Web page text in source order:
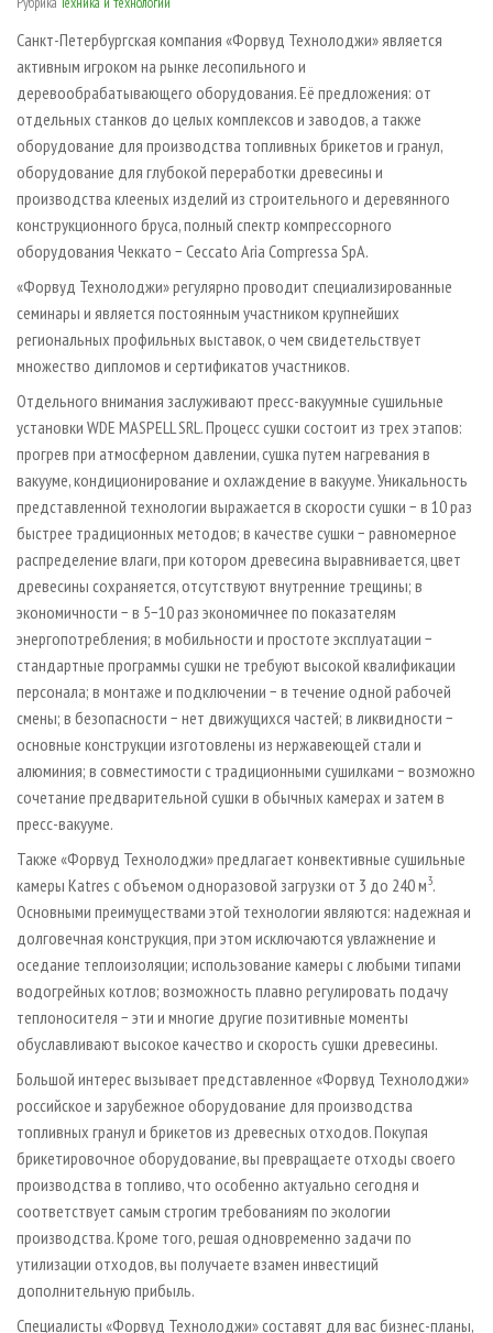
СУШКА ДРЕВЕСИНЫ
ПРОИЗВОДСТВО ДРЕВЕСНЫХ ПЛИТ
ДЕРЕВЯННОЕ ДОМОСТРОЕНИЕ
ПРОИЗВОДСТВО МЕБЕЛИ
БИОЭНЕРГЕТИКА
ЦБП
ИНСТРУМЕНТ И МАТЕРИАЛЫ
ПЕРСОНЫ
МОБИЛЬНЫЕ ВЫСТАВКИ
ОФИЦИАЛЬНЫЕ ДЕЛЕГАЦИИ
ПРИОРИТЕТНЫЕ ИНВЕСТПРОЕКТЫ
RUSSIAN FORESTRY REVIEW
ГАЗЕТА ЛЕСПРОМФОРУМ
БИБЛИОТЕКА СПЕЦИАЛИСТА
РЕКЛАМА НА САЙТЕ
Санкт-Петербургская компания «Форвуд Технолоджи» является
активным игроком на рынке лесопильного и
деревообрабатывающего оборудования. Её предложения: от
отдельных станков до целых комплексов и заводов, а также
оборудование для производства топливных брикетов и гранул,
оборудование для глубокой переработки древесины и
производства клееных изделий из строительного и деревянного
конструкционного бруса, полный спектр компрессорного
оборудования Чеккато − Ceccato Aria Compressa SpA.
«Форвуд Технолоджи» регулярно проводит специализированные
семинары и является постоянным участником крупнейших
региональных профильных выставок, о чем свидетельствует
множество дипломов и сертификатов участников.
Отдельного внимания заслуживают пресс-вакуумные сушильные
установки WDE MASPELL SRL. Процесс сушки состоит из трех этапов:
прогрев при атмосферном давлении, сушка путем нагревания в
вакууме, кондиционирование и охлаждение в вакууме. Уникальность
представленной технологии выражается в скорости сушки − в 10 раз
быстрее традиционных методов; в качестве сушки − равномерное
распределение влаги, при котором древесина выравнивается, цвет
древесины сохраняется, отсутствуют внутренние трещины; в
экономичности − в 5−10 раз экономичнее по показателям
энергопотребления; в мобильности и простоте эксплуатации −
стандартные программы сушки не требуют высокой квалификации
персонала; в монтаже и подключении − в течение одной рабочей
смены; в безопасности − нет движущихся частей; в ликвидности −
основные конструкции изготовлены из нержавеющей стали и
алюминия; в совместимости с традиционными сушилками − возможно
сочетание предварительной сушки в обычных камерах и затем в
пресс-вакууме.
Также «Форвуд Технолоджи» предлагает конвективные сушильные
камеры Katres с объемом одноразовой загрузки от 3 до 240 м3.
Основными преимуществами этой технологии являются: надежная и
долговечная конструкция, при этом исключаются увлажнение и
оседание теплоизоляции; использование камеры с любыми типами
водогрейных котлов; возможность плавно регулировать подачу
теплоносителя − эти и многие другие позитивные моменты
обуславливают высокое качество и скорость сушки древесины.
Большой интерес вызывает представленное «Форвуд Технолоджи»
российское и зарубежное оборудование для производства
топливных гранул и брикетов из древесных отходов. Покупая
брикетировочное оборудование, вы превращаете отходы своего
производства в топливо, что особенно актуально сегодня и
соответствует самым строгим требованиям по экологии
производства. Кроме того, решая одновременно задачи по
утилизации отходов, вы получаете взамен инвестиций
дополнительную прибыль.
Специалисты «Форвуд Технолоджи» составят для вас бизнес-планы,